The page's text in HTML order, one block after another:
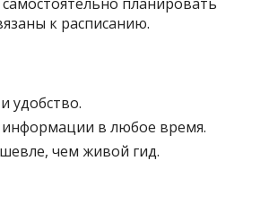
к расписанию.
удобство.
информации в любое время.
чем живой гид.